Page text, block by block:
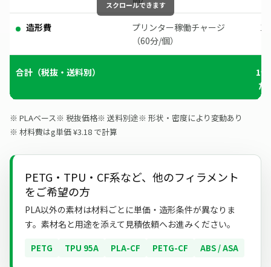
造形費
プリンター稼働チャージ
（60分/個）
1
合計（税抜・送料別）
1
た
PLAベース 税抜価格 送料別途
形状・密度により変動あり
材料費はg単価 ¥3.18 で計算
PETG・TPU・CF系など、他のフィラメント
をご希望の方
PLA以外の素材は材料ごとに単価・造形条件が異なりま
す。素材名と用途を添えて見積依頼へお進みください。
PETG TPU 95A PLA-CF PETG-CF ABS / ASA